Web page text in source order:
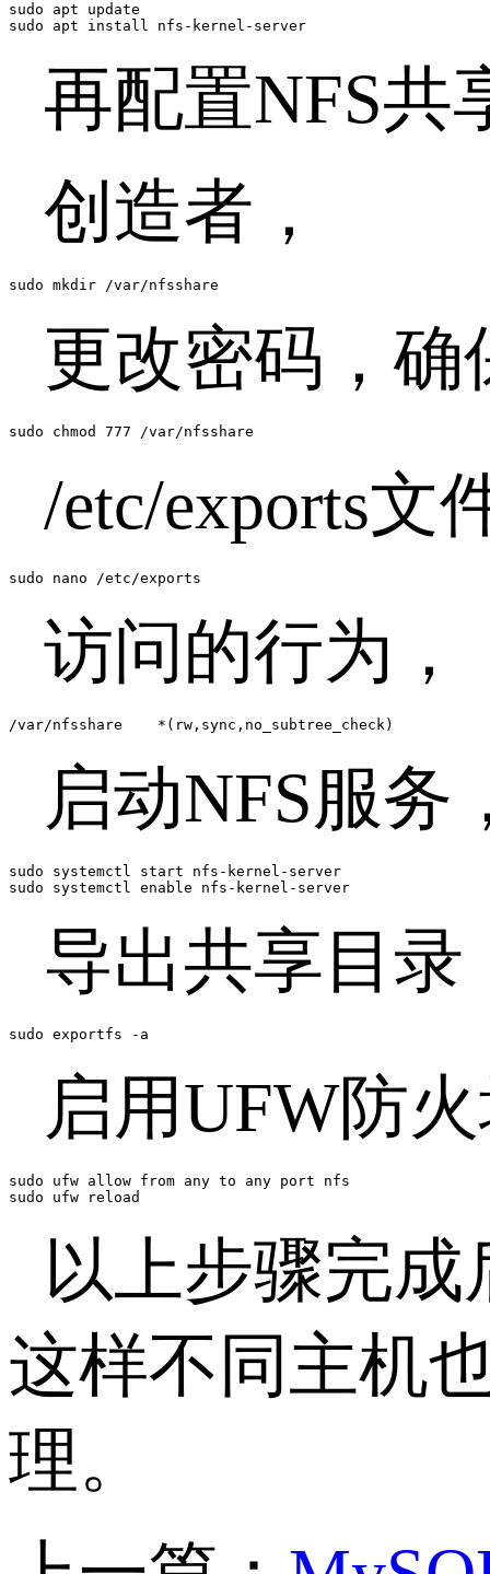
sudo apt update
sudo apt install nfs-kernel-server
再配置NFS共
创造者，
sudo mkdir /var/nfsshare
更改密码，
sudo chmod 777 /var/nfsshare
/etc/exports
sudo nano /etc/exports
访问的行为，
/var/nfsshare    *(rw,sync,no_subtree_check)
启动NFS服务
sudo systemctl start nfs-kernel-server
sudo systemctl enable nfs-kernel-server
导出共享目录
sudo exportfs -a
启用UFW防
sudo ufw allow from any to any port nfs
sudo ufw reload
以上步骤完
这样不同主机
理。